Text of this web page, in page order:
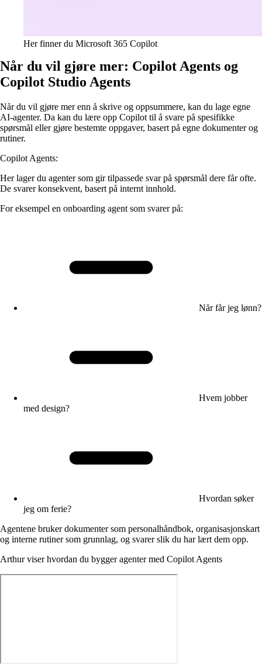
Her finner du Microsoft 365 Copilot
Når du vil gjøre mer: Copilot Agents og
Copilot Studio Agents
Når du vil gjøre mer enn å skrive og oppsummere, kan du lage egne
AI-agenter. Da kan du lære opp Copilot til å svare på spesifikke
spørsmål eller gjøre bestemte oppgaver, basert på egne dokumenter og
rutiner.
Copilot Agents:
Her lager du agenter som gir tilpassede svar på spørsmål dere får ofte.
De svarer konsekvent, basert på internt innhold.
For eksempel en onboarding agent som svarer på:
Når får jeg lønn?
Hvem jobber
med design?
Hvordan søker
jeg om ferie?
Agentene bruker dokumenter som personalhåndbok, organisasjonskart
og interne rutiner som grunnlag, og svarer slik du har lært dem opp.
Arthur viser hvordan du bygger agenter med Copilot Agents